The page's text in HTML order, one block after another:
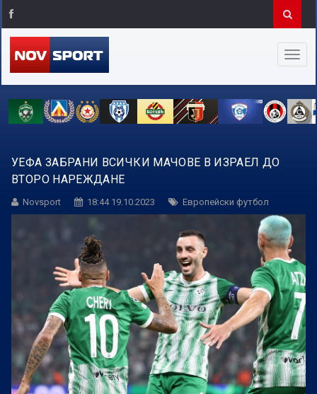
УЕФА ЗАБРАНИ ВСИЧКИ МАЧОВЕ В ИЗРАЕЛ ДО
ВТОРО НАРЕЖДАНЕ
Novsport 18:44 19.10.2023 Европейски футбол